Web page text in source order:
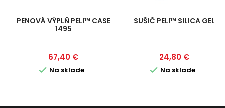
PENOVÁ VÝPLŇ PELI™ CASE
1495
Cena
67,40 €
 Na sklade
SUŠIČ PELI™ SILICA GEL
Cena
24,80 €
 Na sklade